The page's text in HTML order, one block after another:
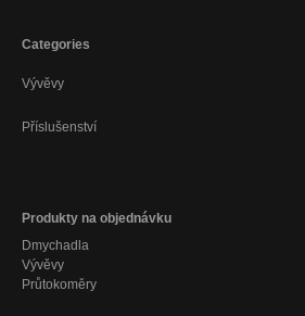
Categories
Vývěvy
Příslušenství
Produkty na objednávku
Dmychadla
Vývěvy
Průtokoměry